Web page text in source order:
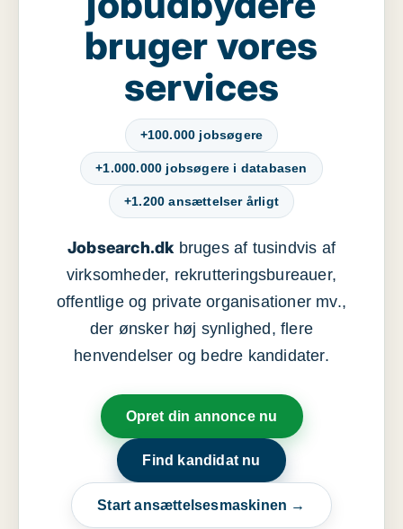
bruger vores
services
+100.000 jobsøgere
+1.000.000 jobsøgere i databasen
+1.200 ansættelser årligt
Jobsearch.dkbruges af tusindvis af
virksomheder, rekrutteringsbureauer,
offentlige og private organisationer mv.,
der ønsker høj synlighed, flere
henvendelser og bedre kandidater.
Opret din annonce nu
Find kandidat nu
Start ansættelsesmaskinen →